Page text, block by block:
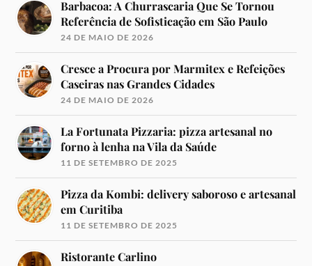
Barbacoa: A Churrascaria Que Se Tornou
Referência de Sofisticação em São Paulo
24 DE MAIO DE 2026
Cresce a Procura por Marmitex e Refeições
Caseiras nas Grandes Cidades
24 DE MAIO DE 2026
La Fortunata Pizzaria: pizza artesanal no
forno à lenha na Vila da Saúde
11 DE SETEMBRO DE 2025
Pizza da Kombi: delivery saboroso e artesanal
em Curitiba
11 DE SETEMBRO DE 2025
Ristorante Carlino